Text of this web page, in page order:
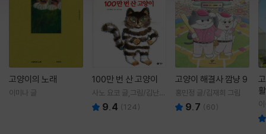
고양이의 노래
이미나 글
100만 번 산 고양이
사노 요코 글,그림/김난주
역 9.4 (124)
고양이 해결사 깜냥 9
홍민정 글/김재희 그림
9.7 (60)